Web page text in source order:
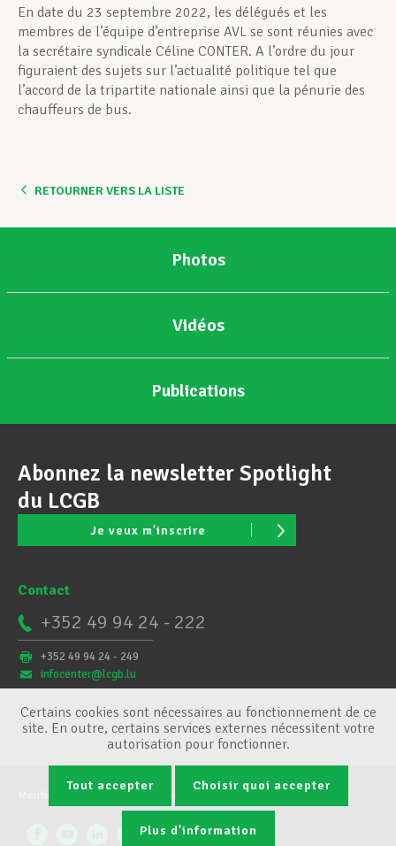
En date du 23 septembre 2022, les délégués et les
membres de l’équipe d’entreprise AVL se sont réunies avec
la secrétaire syndicale Céline CONTER. A l’ordre du jour
figuraient des sujets sur l’actualité politique tel que
l’accord de la tripartite nationale ainsi que la pénurie des
chauffeurs de bus.
RETOURNER VERS LA LISTE
Photos
Vidéos
Publications
Abonnez la newsletter Spotlight
du LCGB
Je veux m'inscrire
Contact
+352 49 94 24 - 222
+352 49 94 24 - 249
infocenter@lcgb.lu
Conditions générales Gestion des cookies
Certains cookies sont nécessaires au fonctionnement de ce
site. En outre, certains services externes nécessitent votre
autorisation pour fonctionner.
Tout accepter Choisir quoi accepter
Plus d'information